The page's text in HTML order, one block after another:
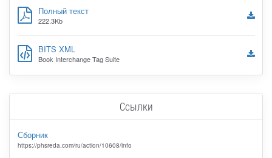
Полный текст
222.3Kb
BITS XML
Book Interchange Tag Suite
Ссылки
Сборник
https://phsreda.com/ru/action/10608/info